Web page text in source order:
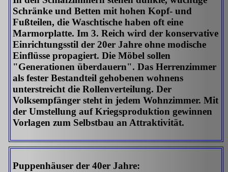
Schränke und Betten mit hohen Kopf- und
Fußteilen, die Waschtische haben oft eine
Marmorplatte. Im 3. Reich wird der konservative
Einrichtungsstil der 20er Jahre ohne modische
Einflüsse propagiert. Die Möbel sollen
"Generationen überdauern". Das Herrenzimmer
als fester Bestandteil gehobenen wohnens
unterstreicht die Rollenverteilung. Der
Volksempfänger steht in jedem Wohnzimmer. Mit
der Umstellung auf Kriegsproduktion gewinnen
Vorlagen zum Selbstbau an Attraktivität.
Puppenhäuser der 40er Jahre: